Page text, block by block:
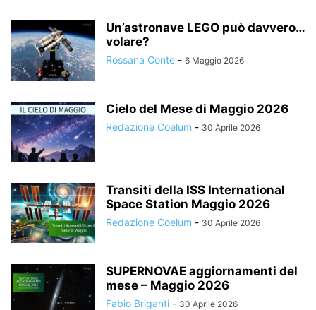
Un’astronave LEGO può davvero…
volare?
Rossana Conte - 6 Maggio 2026
Cielo del Mese di Maggio 2026
Redazione Coelum - 30 Aprile 2026
Transiti della ISS International
Space Station Maggio 2026
Redazione Coelum - 30 Aprile 2026
SUPERNOVAE aggiornamenti del
mese – Maggio 2026
Fabio Briganti - 30 Aprile 2026